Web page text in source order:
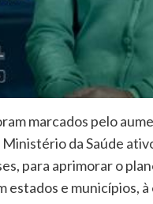
marcados pelo
da Saúde
para aprimorar o
estados e municípios,